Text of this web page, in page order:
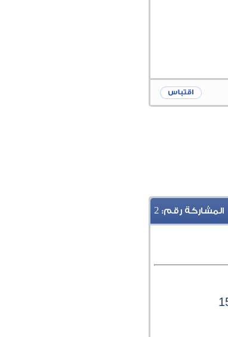
المشاركة رقم: 2